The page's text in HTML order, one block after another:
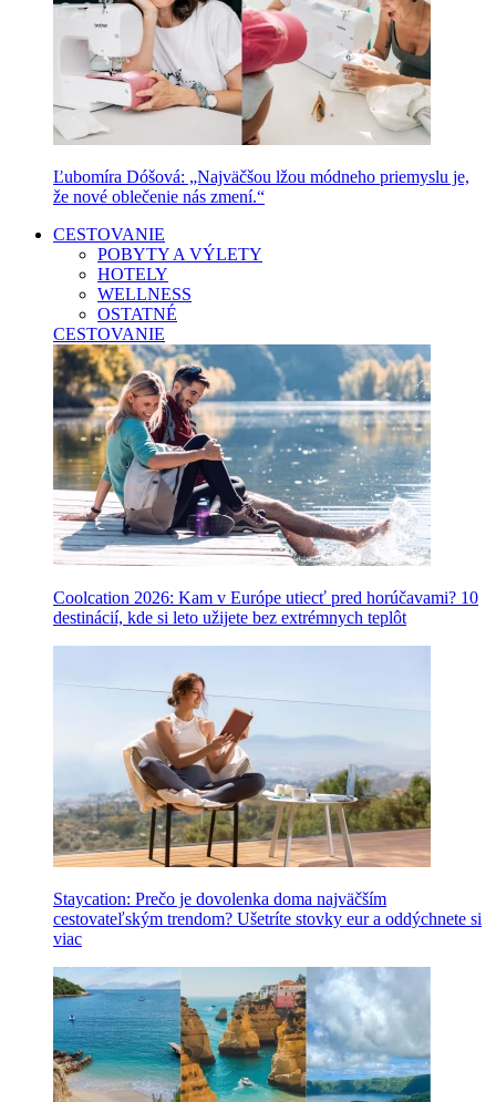
Ľubomíra Dóšová: „Najväčšou lžou módneho priemyslu je,
že nové oblečenie nás zmení.“
CESTOVANIE
POBYTY A VÝLETY
HOTELY
WELLNESS
OSTATNÉ
CESTOVANIE
Coolcation 2026: Kam v Európe utiecť pred horúčavami? 10
destinácií, kde si leto užijete bez extrémnych teplôt
Staycation: Prečo je dovolenka doma najväčším
cestovateľským trendom? Ušetríte stovky eur a oddýchnete si
viac